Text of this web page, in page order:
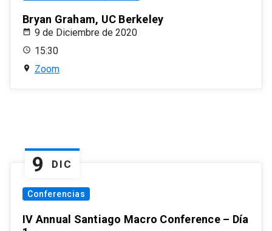
Bryan Graham, UC Berkeley
9 de Diciembre de 2020
15:30
Zoom
9 DIC
Conferencias
IV Annual Santiago Macro Conference – Día